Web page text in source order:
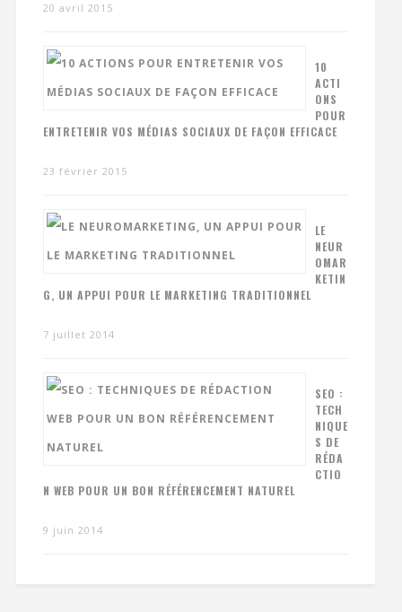
20 avril 2015
10
ACTI
ONS
POUR
ENTRETENIR VOS MÉDIAS SOCIAUX DE FAÇON EFFICACE
23 février 2015
LE
NEUR
OMAR
KETIN
G, UN APPUI POUR LE MARKETING TRADITIONNEL
7 juillet 2014
SEO :
TECH
NIQUE
S DE
RÉDA
CTIO
N WEB POUR UN BON RÉFÉRENCEMENT NATUREL
9 juin 2014